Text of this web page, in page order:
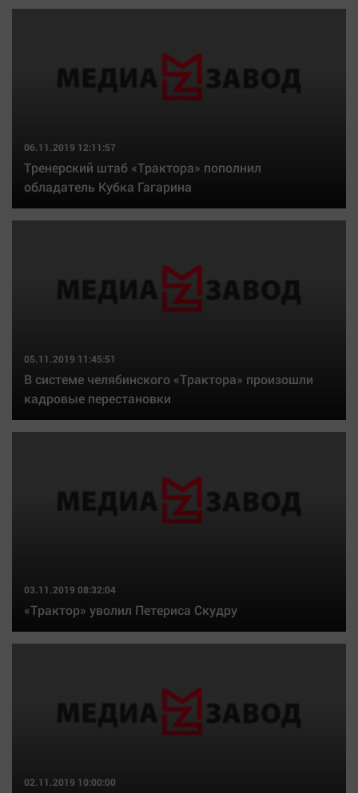
06.11.2019 12:11:57
Тренерский штаб «Трактора» пополнил
обладатель Кубка Гагарина
05.11.2019 11:45:51
В системе челябинского «Трактора» произошли
кадровые перестановки
03.11.2019 08:32:04
«Трактор» уволил Петериса Скудру
02.11.2019 10:00:00